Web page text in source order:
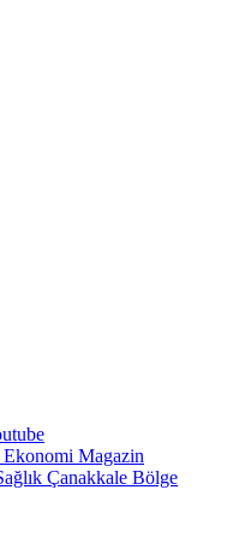
Ekonomi Magazin
Çanakkale Bölge